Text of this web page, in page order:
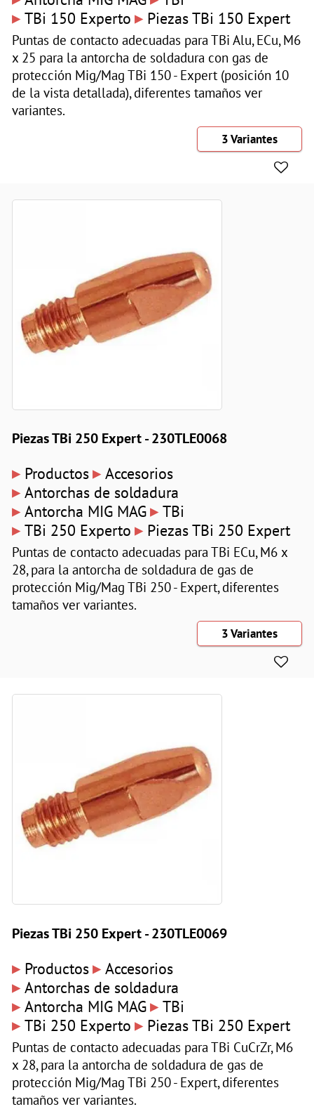
▸ TBi 150 Experto ▸ Piezas TBi 150 Expert
Puntas de contacto adecuadas para TBi Alu, ECu, M6
x 25 para la antorcha de soldadura con gas de
protección Mig/Mag TBi 150 - Expert (posición 10
de la vista detallada), diferentes tamaños ver
variantes.
3 Variantes
Piezas TBi 250 Expert - 230TLE0068
▸ Productos▸ Accesorios
▸ Antorchas de soldadura
▸ Antorcha MIG MAG▸ TBi
▸ TBi 250 Experto ▸ Piezas TBi 250 Expert
Puntas de contacto adecuadas para TBi ECu, M6 x
28, para la antorcha de soldadura de gas de
protección Mig/Mag TBi 250 - Expert, diferentes
tamaños ver variantes.
3 Variantes
Piezas TBi 250 Expert - 230TLE0069
▸ Productos▸ Accesorios
▸ Antorchas de soldadura
▸ Antorcha MIG MAG▸ TBi
▸ TBi 250 Experto ▸ Piezas TBi 250 Expert
Puntas de contacto adecuadas para TBi CuCrZr, M6
x 28, para la antorcha de soldadura de gas de
protección Mig/Mag TBi 250 - Expert, diferentes
tamaños ver variantes.